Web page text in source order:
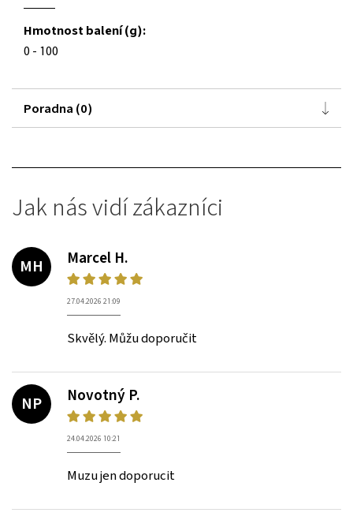
Hmotnost balení (g):
0 - 100
Poradna (0)
Jak nás vidí zákazníci
MH
Marcel H.
27.04.2026 21:09
Skvělý. Můžu doporučit
NP
Novotný P.
24.04.2026 10:21
Muzu jen doporucit